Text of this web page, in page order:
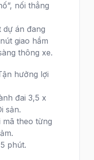
nối thẳng
dự án đang
giao hầm
thông xe.
hưởng lợi
đai 3,5 x
sản.
mã theo từng
phút.